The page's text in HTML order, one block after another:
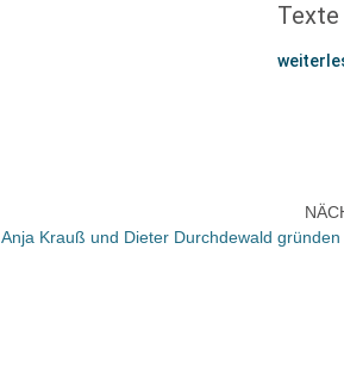
Texte
Anja Krauß und Dieter Durchdewald gründen